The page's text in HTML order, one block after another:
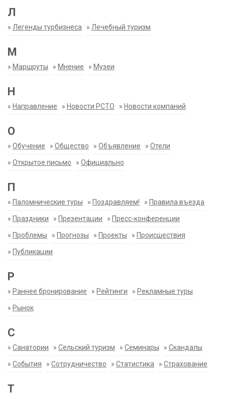
Л
» Легенды турбизнеса » Лечебный туризм
М
» Маршруты » Мнение » Музеи
Н
» Направление » Новости РСТО » Новости компаний
О
» Обучение » Общество » Объявление » Отели
» Открытое письмо » Официально
П
» Паломнические туры » Поздравляем! » Правила въезда
» Праздники » Презентации » Пресс-конференции
» Проблемы » Прогнозы » Проекты » Происшествия
» Публикации
Р
» Раннее бронирование » Рейтинги » Рекламные туры
» Рынок
С
» Санатории » Сельский туризм » Семинары » Скандалы
» События » Сотрудничество » Статистика » Страхование
Т